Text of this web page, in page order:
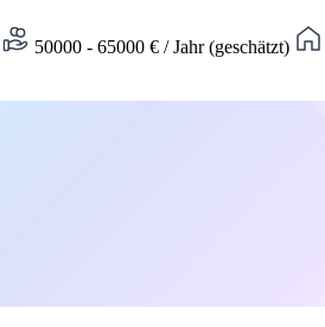
50000 - 65000 € / Jahr (geschätzt)